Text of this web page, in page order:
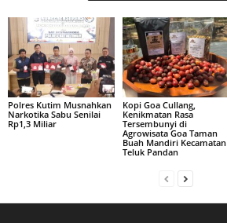
Polres Kutim Musnahkan
Narkotika Sabu Senilai
Rp1,3 Miliar
Kopi Goa Cullang,
Kenikmatan Rasa
Tersembunyi di
Agrowisata Goa Taman
Buah Mandiri Kecamatan
Teluk Pandan